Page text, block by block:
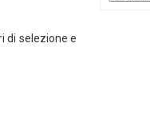
di selezione e